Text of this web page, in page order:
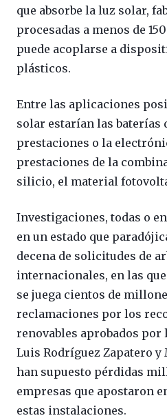
que absorbe la luz solar,
procesadas a menos de
puede acoplarse a
plásticos.
Entre las aplicaciones
solar estarían las baterías
prestaciones o la
prestaciones de la
silicio, el material
Investigaciones, todas o
en un estado que
decena de solicitudes de
internacionales, en las
se juega cientos de
reclamaciones por los
renovables aprobados por
Luis Rodríguez Zapatero y
han supuesto pérdidas
empresas que apostaron
estas instalaciones.